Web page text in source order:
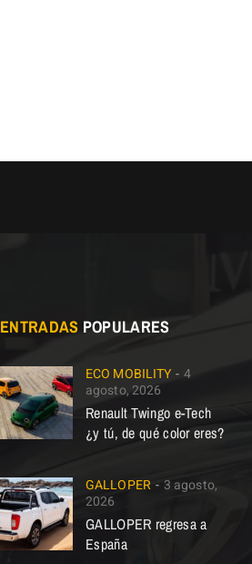
ENTRADAS POPULARES
ECO MOBILITY
4
agosto, 2026
Renault Twingo e-Tech
¿y tú, de qué color eres?
GALLOPER
3 agosto,
2026
GALLOPER regresa a
España